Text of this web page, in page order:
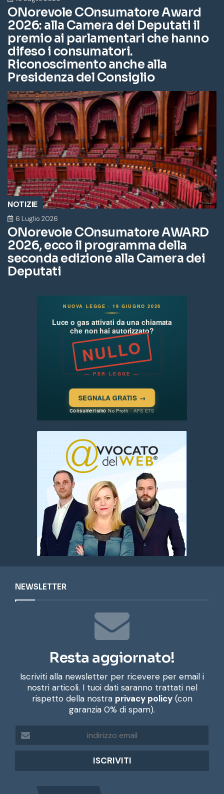
ONorevole COnsumatore Award
2026: alla Camera dei Deputati il
premio ai parlamentari che hanno
difeso i consumatori.
Riconoscimento anche alla
Presidenza del Consiglio
NOTIZIE
6 Luglio 2026
ONorevole COnsumatore AWARD
2026, ecco il programma della
seconda edizione alla Camera dei
Deputati
NEWSLETTER
Resta aggiornato!
Iscriviti alla newsletter per ricevere per email i
nostri articoli. I tuoi dati saranno trattati nel
rispetto della nostra privacy policy(con
garanzia 0% di spam).
d
r